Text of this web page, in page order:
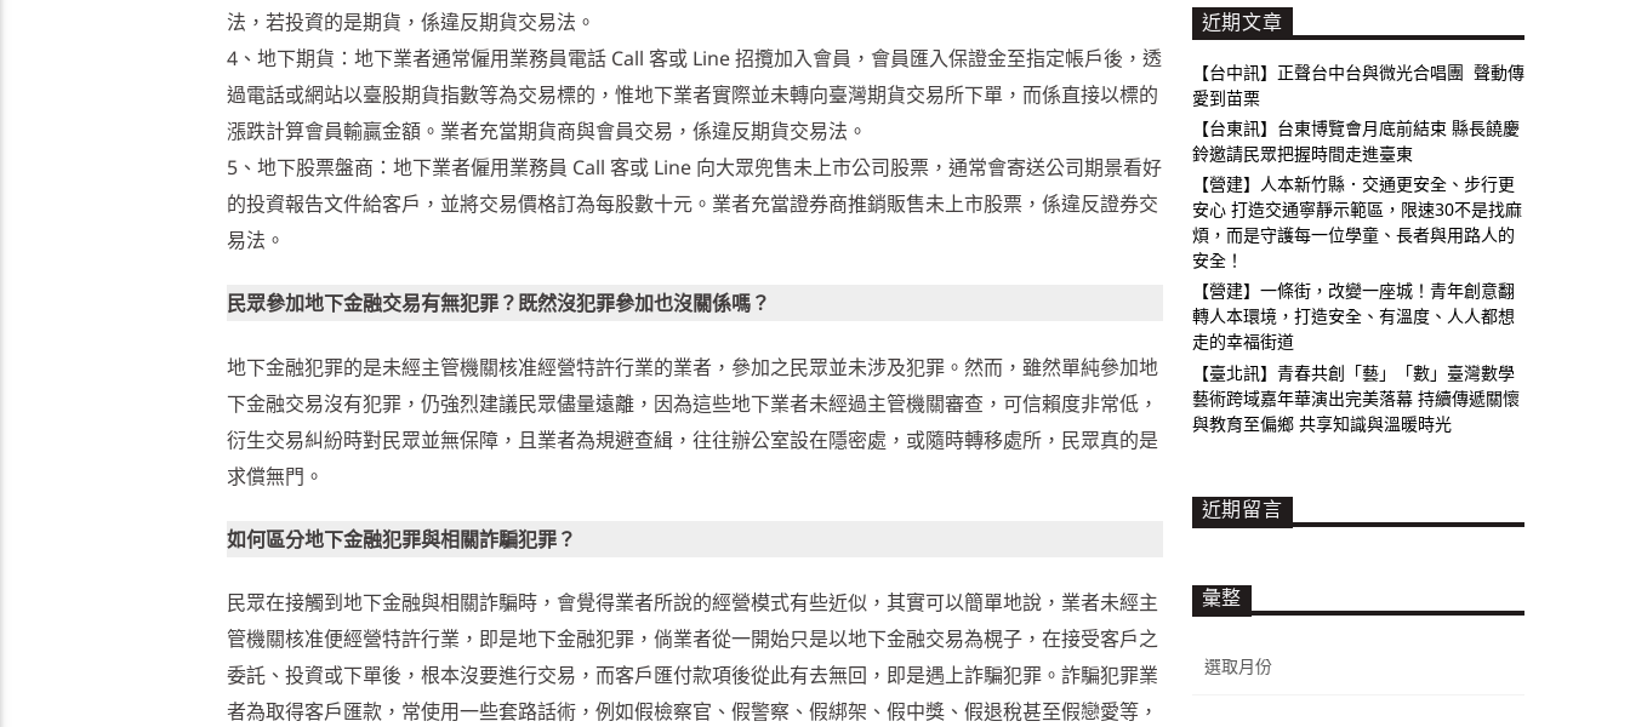
法，若投資的是期貨，係違反期貨交易法。
4、地下期貨：地下業者通常僱用業務員電話 Call 客或 Line 招攬加入會員，會員匯入保證金至指定帳戶後，透
過電話或網站以臺股期貨指數等為交易標的，惟地下業者實際並未轉向臺灣期貨交易所下單，而係直接以標的
漲跌計算會員輸贏金額。業者充當期貨商與會員交易，係違反期貨交易法。
5、地下股票盤商：地下業者僱用業務員 Call 客或 Line 向大眾兜售未上市公司股票，通常會寄送公司期景看好
的投資報告文件給客戶，並將交易價格訂為每股數十元。業者充當證券商推銷販售未上市股票，係違反證券交
易法。
民眾參加地下金融交易有無犯罪？既然沒犯罪參加也沒關係嗎？
地下金融犯罪的是未經主管機關核准經營特許行業的業者，參加之民眾並未涉及犯罪。然而，雖然單純參加地
下金融交易沒有犯罪，仍強烈建議民眾儘量遠離，因為這些地下業者未經過主管機關審查，可信賴度非常低，
衍生交易糾紛時對民眾並無保障，且業者為規避查緝，往往辦公室設在隱密處，或隨時轉移處所，民眾真的是
求償無門。
如何區分地下金融犯罪與相關詐騙犯罪？
民眾在接觸到地下金融與相關詐騙時，會覺得業者所說的經營模式有些近似，其實可以簡單地說，業者未經主
管機關核准便經營特許行業，即是地下金融犯罪，倘業者從一開始只是以地下金融交易為榥子，在接受客戶之
委託、投資或下單後，根本沒要進行交易，而客戶匯付款項後從此有去無回，即是遇上詐騙犯罪。詐騙犯罪業
者為取得客戶匯款，常使用一些套路話術，例如假檢察官、假警察、假綁架、假中獎、假退稅甚至假戀愛等，
近期文章
【台中訊】正聲台中台與微光合唱團 聲動傳
愛到苗栗
【台東訊】台東博覽會月底前結束 縣長饒慶
鈴邀請民眾把握時間走進臺東
【營建】人本新竹縣．交通更安全、步行更
安心 打造交通寧靜示範區，限速30不是找麻
煩，而是守護每一位學童、長者與用路人的
安全！
【營建】一條街，改變一座城！青年創意翻
轉人本環境，打造安全、有溫度、人人都想
走的幸福街道
【臺北訊】青春共創「藝」「數」臺灣數學
藝術跨域嘉年華演出完美落幕 持續傳遞關懷
與教育至偏鄉 共享知識與溫暖時光
近期留言
彙整
整